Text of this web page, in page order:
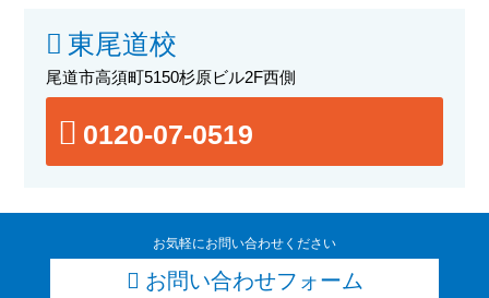
東尾道校
尾道市高須町5150杉原ビル2F西側
0120-07-0519
お気軽にお問い合わせください
お問い合わせフォーム